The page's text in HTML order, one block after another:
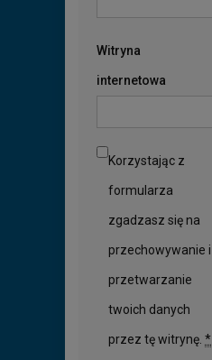
Witryna
internetowa
Korzystając z
formularza
zgadzasz się na
przechowywanie i
przetwarzanie
twoich danych
przez tę witrynę. *